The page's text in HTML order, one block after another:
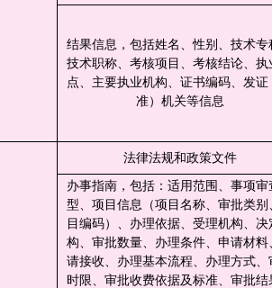
结果信息，包括姓名、性别、技术专
技术职称、考核项目、考核结论、执
点、主要执业机构、证书编码、发证
准）机关等信息
法律法规和政策文件
办事指南，包括：适用范围、事项审
型、项目信息（项目名称、审批类别
目编码）、办理依据、受理机构、决
构、审批数量、办理条件、申请材料
请接收、办理基本流程、办理方式、
时限、审批收费依据及标准、审批结